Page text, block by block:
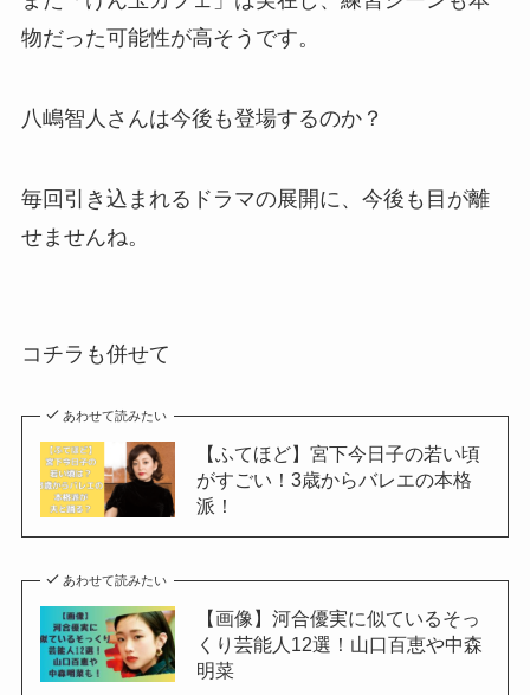
物だった可能性が高そうです。
八嶋智人さんは今後も登場するのか？
毎回引き込まれるドラマの展開に、今後も目が離
せませんね。
コチラも併せて
あわせて読みたい
【ふてほど】宮下今日子の若い頃
がすごい！3歳からバレエの本格
派！
あわせて読みたい
【画像】河合優実に似ているそっ
くり芸能人12選！山口百恵や中森
明菜